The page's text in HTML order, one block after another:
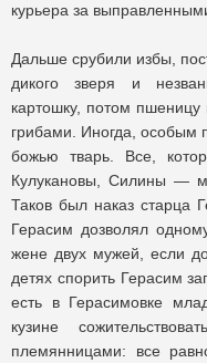
курьера за
Дальше срубили избы,
дикого зверя и
картошку, потом
грибами. Иногда, особым
божью тварь. Все,
Кулукановы, Силины —
Таков был наказ старца
Герасим дозволял
жене двух мужей, если
детях спорить Герасим
есть в Герасимовке
кузине
племянницами: все